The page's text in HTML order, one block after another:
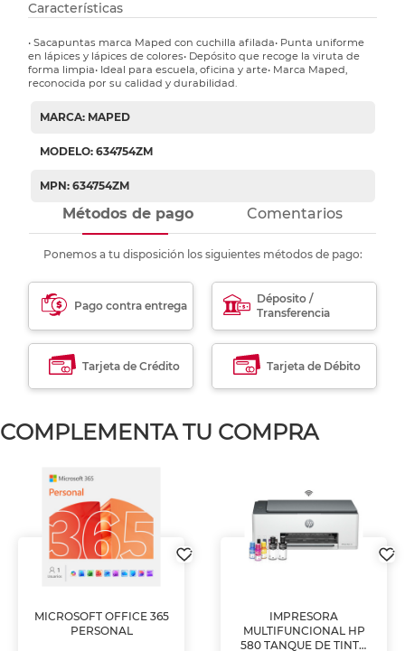
Características
• Sacapuntas marca Maped con cuchilla afilada• Punta uniforme
en lápices y lápices de colores• Depósito que recoge la viruta de
forma limpia• Ideal para escuela, oficina y arte• Marca Maped,
reconocida por su calidad y durabilidad.
MARCA: MAPED
MODELO: 634754ZM
MPN: 634754ZM
Métodos de pago Comentarios
Ponemos a tu disposición los siguientes métodos de pago:
Pago contra entrega
Déposito /
Transferencia
Tarjeta de Crédito Tarjeta de Débito
COMPLEMENTA TU COMPRA
MICROSOFT OFFICE 365
PERSONAL
IMPRESORA
MULTIFUNCIONAL HP
580 TANQUE DE TINTA